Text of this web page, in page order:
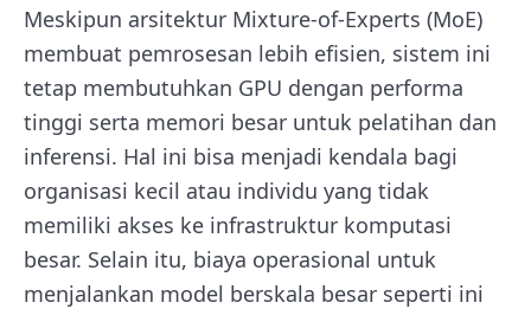
Meskipun arsitektur Mixture-of-Experts (MoE)
membuat pemrosesan lebih efisien, sistem ini
tetap membutuhkan GPU dengan performa
tinggi serta memori besar untuk pelatihan dan
inferensi. Hal ini bisa menjadi kendala bagi
organisasi kecil atau individu yang tidak
memiliki akses ke infrastruktur komputasi
besar. Selain itu, biaya operasional untuk
menjalankan model berskala besar seperti ini